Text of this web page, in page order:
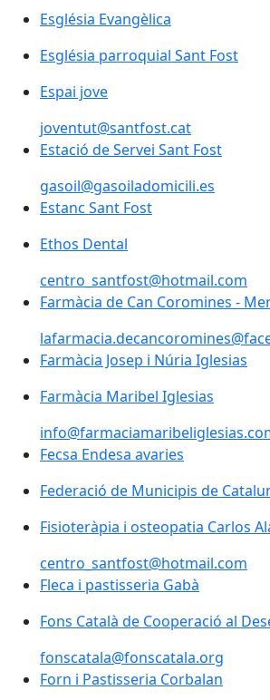
Església Evangèlica
Església parroquial Sant Fost
Espai jove
joventut@santfost.cat
Estació de Servei Sant Fost
Estació de Servei Sant Fost
gasoil@gasoiladomicili.es
Estanc Sant Fost
Ethos Dental
centro_santfost@hotmail.com
Farmàcia de Can Coromines -
Farmàcia de Can Coromines -
Farmàcia Josep i Núria Iglesias
Farmàcia Josep i Núria Iglesias
Farmàcia Maribel Iglesias
Farmàcia Maribel Iglesias
Fecsa Endesa avaries
Federació de Municipis de
Federació de Municipis de
Fisioteràpia i osteopatia Carlos
centro_santfost@hotmail.com
Fleca i pastisseria Gabà
Fleca i pastisseria Gabà
Fons Català de Cooperació al
Fons Català de Cooperació al
fonscatala@fonscatala.org
Forn i Pastisseria Corbalan
Forn i Pastisseria Corbalan